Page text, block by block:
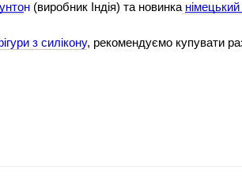
н (виробник Індія) та новинка
з силікону, рекомендуємо купувати